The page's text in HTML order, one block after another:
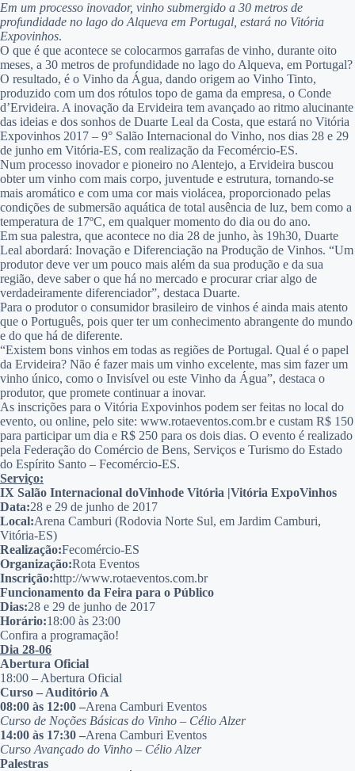
Em um processo inovador, vinho submergido a 30 metros de
profundidade no lago do Alqueva em Portugal, estará no Vitória
Expovinhos.
O que é que acontece se colocarmos garrafas de vinho, durante oito
meses, a 30 metros de profundidade no lago do Alqueva, em Portugal?
O resultado, é o Vinho da Água, dando origem ao Vinho Tinto,
produzido com um dos rótulos topo de gama da empresa, o Conde
d’Ervideira. A inovação da Ervideira tem avançado ao ritmo alucinante
das ideias e dos sonhos de Duarte Leal da Costa, que estará no Vitória
Expovinhos 2017 – 9° Salão Internacional do Vinho, nos dias 28 e 29
de junho em Vitória-ES, com realização da Fecomércio-ES.
Num processo inovador e pioneiro no Alentejo, a Ervideira buscou
obter um vinho com mais corpo, juventude e estrutura, tornando-se
mais aromático e com uma cor mais violácea, proporcionado pelas
condições de submersão aquática de total ausência de luz, bem como a
temperatura de 17ºC, em qualquer momento do dia ou do ano.
Em sua palestra, que acontece no dia 28 de junho, às 19h30, Duarte
Leal abordará: Inovação e Diferenciação na Produção de Vinhos. “Um
produtor deve ver um pouco mais além da sua produção e da sua
região, deve saber o que há no mercado e procurar criar algo de
verdadeiramente diferenciador”, destaca Duarte.
Para o produtor o consumidor brasileiro de vinhos é ainda mais atento
que o Português, pois quer ter um conhecimento abrangente do mundo
e do que há de diferente.
“Existem bons vinhos em todas as regiões de Portugal. Qual é o papel
da Ervideira? Não é fazer mais um vinho excelente, mas sim fazer um
vinho único, como o Invisível ou este Vinho da Água”, destaca o
produtor, que promete continuar a inovar.
As inscrições para o Vitória Expovinhos podem ser feitas no local do
evento, ou online, pelo site: www.rotaeventos.com.br e custam R$ 150
para participar um dia e R$ 250 para os dois dias. O evento é realizado
pela Federação do Comércio de Bens, Serviços e Turismo do Estado
do Espírito Santo – Fecomércio-ES.
Serviço:
IX Salão Internacional doVinhode Vitória |Vitória ExpoVinhos
Data:28 e 29 de junho de 2017
Local:Arena Camburi (Rodovia Norte Sul, em Jardim Camburi,
Vitória-ES)
Realização:Fecomércio-ES
Organização:Rota Eventos
Inscrição:http://www.rotaeventos.com.br
Funcionamento da Feira para o Público
Dias:28 e 29 de junho de 2017
Horário:18:00 às 23:00
Confira a programação!
Dia 28-06
Abertura Oficial
18:00 – Abertura Oficial
Curso – Auditório A
08:00 às 12:00 –Arena Camburi Eventos
Curso de Noções Básicas do Vinho – Célio Alzer
14:00 às 17:30 –Arena Camburi Eventos
Curso Avançado do Vinho – Célio Alzer
Palestras